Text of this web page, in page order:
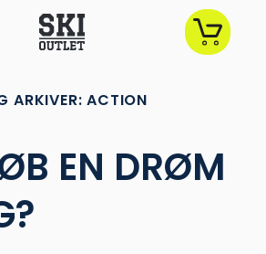
ARKIVER:ACTION
EN DRØM